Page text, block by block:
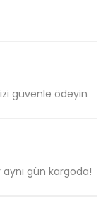
güvenle ödeyin
gün kargoda!